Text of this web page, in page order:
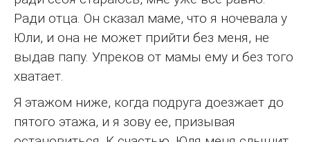
Ради отца. Он сказал маме, что я ночевала у
Юли, и она не может прийти без меня, не
выдав папу. Упреков от мамы ему и без того
хватает.
Я этажом ниже, когда подруга доезжает до
пятого этажа, и я зову ее, призывая